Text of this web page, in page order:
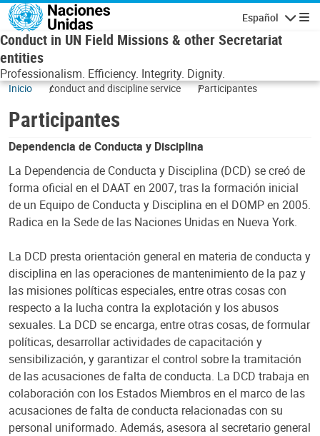
Pasar al contenido principal
Español
Conduct in UN Field Missions & other Secretariat
entities
Professionalism. Efficiency. Integrity. Dignity.
Inicio conduct and discipline service Participantes
Participantes
Dependencia de Conducta y Disciplina
La Dependencia de Conducta y Disciplina (DCD) se creó de
forma oficial en el DAAT en 2007, tras la formación inicial
de un Equipo de Conducta y Disciplina en el DOMP en 2005.
Radica en la Sede de las Naciones Unidas en Nueva York.
La DCD presta orientación general en materia de conducta y
disciplina en las operaciones de mantenimiento de la paz y
las misiones políticas especiales, entre otras cosas con
respecto a la lucha contra la explotación y los abusos
sexuales. La DCD se encarga, entre otras cosas, de formular
políticas, desarrollar actividades de capacitación y
sensibilización, y garantizar el control sobre la tramitación
de las acusaciones de falta de conducta. La DCD trabaja en
colaboración con los Estados Miembros en el marco de las
acusaciones de falta de conducta relacionadas con su
personal uniformado. Además, asesora al secretario general